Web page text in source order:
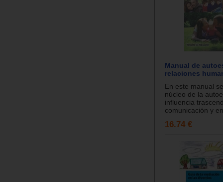
Manual de
relaciones
En este manual
núcleo de la
influencia
comunicación y
16.74 €